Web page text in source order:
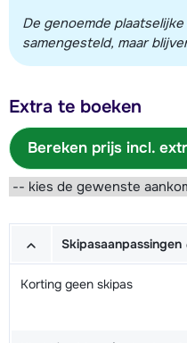
De genoemde
samengesteld, maar
Extra te boeken
Bereken prijs incl.
Skipasaanpassingen
Korting geen skipas